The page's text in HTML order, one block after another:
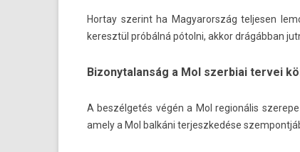
Hor­tay szerint ha Magyarország tel­jes­en
keresztül próbálná pótolni, akkor drágábban
Bizonytalanság a Mol szerbiai tervei
A beszélgetés végén a Mol re­gionális
amely a Mol balkáni ter­jeszkedése